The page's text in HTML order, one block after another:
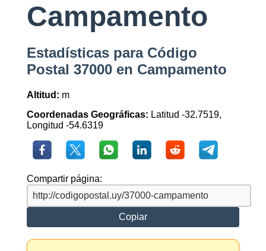
Campamento
Estadísticas para Código
Postal 37000 en Campamento
Altitud: m
Coordenadas Geográficas: Latitud -32.7519,
Longitud -54.6319
Compartir página:
Copiar